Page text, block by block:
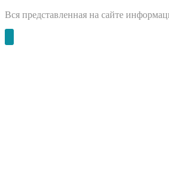
Вся представленная на сайте